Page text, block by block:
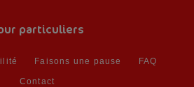
particuliers
Faisons une pause FAQ
Contact